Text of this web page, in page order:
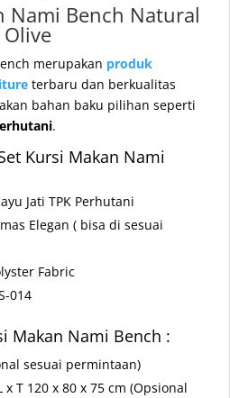
Nami Bench Natural
Olive
merupakan produk
terbaru dan berkualitas
bahan baku pilihan seperti
.
Kursi Makan Nami
Jati TPK Perhutani
Elegan ( bisa di sesuai
Fabric
014
Makan Nami Bench :
sesuai permintaan)
x T 120 x 80 x 75 cm (Opsional